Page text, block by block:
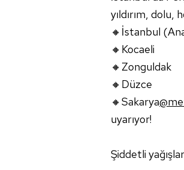
yıldırım,
🔸İstanbul
🔸Kocaeli
🔸Zonguldak
🔸Düzce
🔸Sakarya
uyarıyor!
Şiddetli